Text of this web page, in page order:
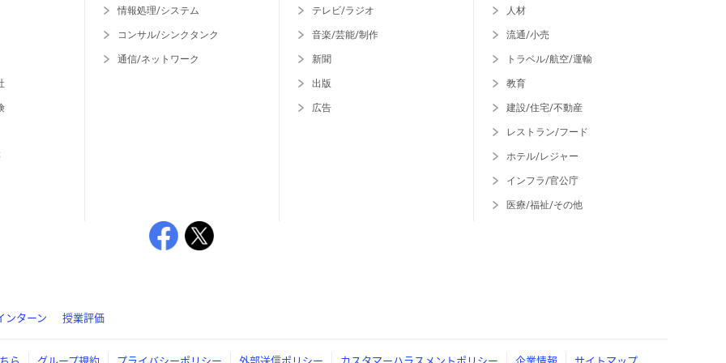
情報処理/システム
コンサル/シンクタンク
通信/ネットワーク
テレビ/ラジオ
音楽/芸能/制作
新聞
出版
広告
人材
流通/小売
トラベル/航空/運輸
教育
建設/住宅/不動産
レストラン/フード
ホテル/レジャー
インフラ/官公庁
医療/福祉/その他
ンターン 授業評価